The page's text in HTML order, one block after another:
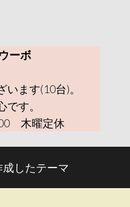
ーボ
ます(10台)。
す。
木曜定休
成したテーマ